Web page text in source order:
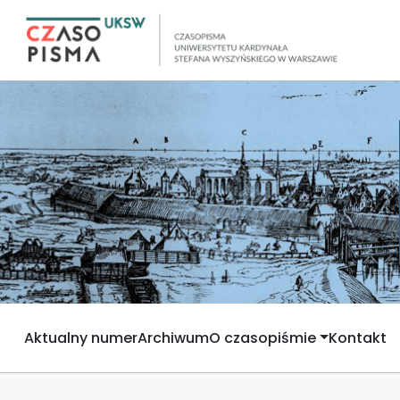
Aktualny numerArchiwumO czasopiśmie Kontakt